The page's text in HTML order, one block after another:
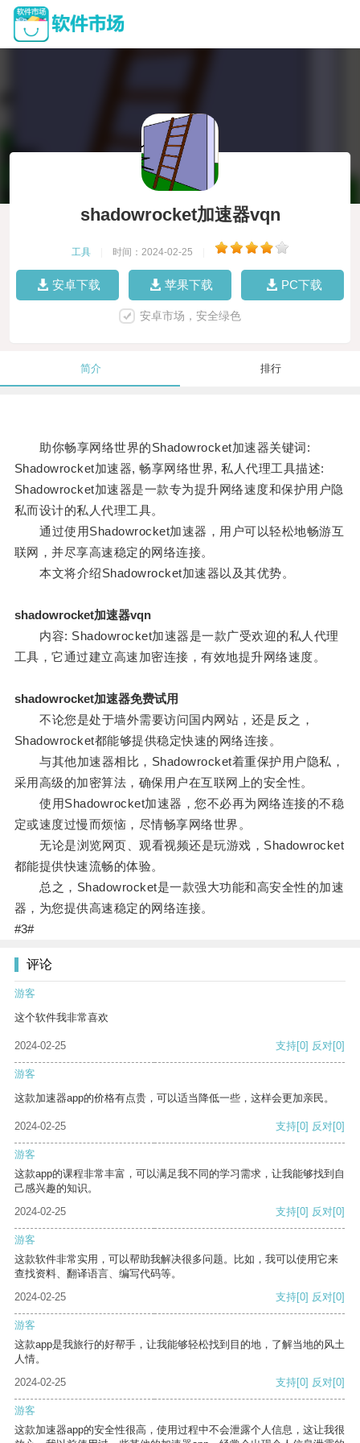
shadowrocket加速器vqn
工具 时间：2024-02-25
安卓下载 苹果下载 PC下载
安卓市场，安全绿色
简介 排行
助你畅享网络世界的Shadowrocket加速器关键词:
Shadowrocket加速器, 畅享网络世界, 私人代理工具描述:
Shadowrocket加速器是一款专为提升网络速度和保护用户隐
私而设计的私人代理工具。
通过使用Shadowrocket加速器，用户可以轻松地畅游互
联网，并尽享高速稳定的网络连接。
本文将介绍Shadowrocket加速器以及其优势。
shadowrocket加速器vqn
内容: Shadowrocket加速器是一款广受欢迎的私人代理
工具，它通过建立高速加密连接，有效地提升网络速度。
shadowrocket加速器免费试用
不论您是处于墙外需要访问国内网站，还是反之，
Shadowrocket都能够提供稳定快速的网络连接。
与其他加速器相比，Shadowrocket着重保护用户隐私，
采用高级的加密算法，确保用户在互联网上的安全性。
使用Shadowrocket加速器，您不必再为网络连接的不稳
定或速度过慢而烦恼，尽情畅享网络世界。
无论是浏览网页、观看视频还是玩游戏，Shadowrocket
都能提供快速流畅的体验。
总之，Shadowrocket是一款强大功能和高安全性的加速
器，为您提供高速稳定的网络连接。
#3#
评论
游客
这个软件我非常喜欢
2024-02-25 支持[0] 反对[0]
游客
这款加速器app的价格有点贵，可以适当降低一些，这样会更加亲民。
2024-02-25 支持[0] 反对[0]
游客
这款app的课程非常丰富，可以满足我不同的学习需求，让我能够找到自
己感兴趣的知识。
2024-02-25
支持[0] 反对[0]
游客
这款软件非常实用，可以帮助我解决很多问题。比如，我可以使用它来
查找资料、翻译语言、编写代码等。
2024-02-25
支持[0] 反对[0]
游客
这款app是我旅行的好帮手，让我能够轻松找到目的地，了解当地的风土
人情。
2024-02-25
支持[0] 反对[0]
游客
这款加速器app的安全性很高，使用过程中不会泄露个人信息，这让我很